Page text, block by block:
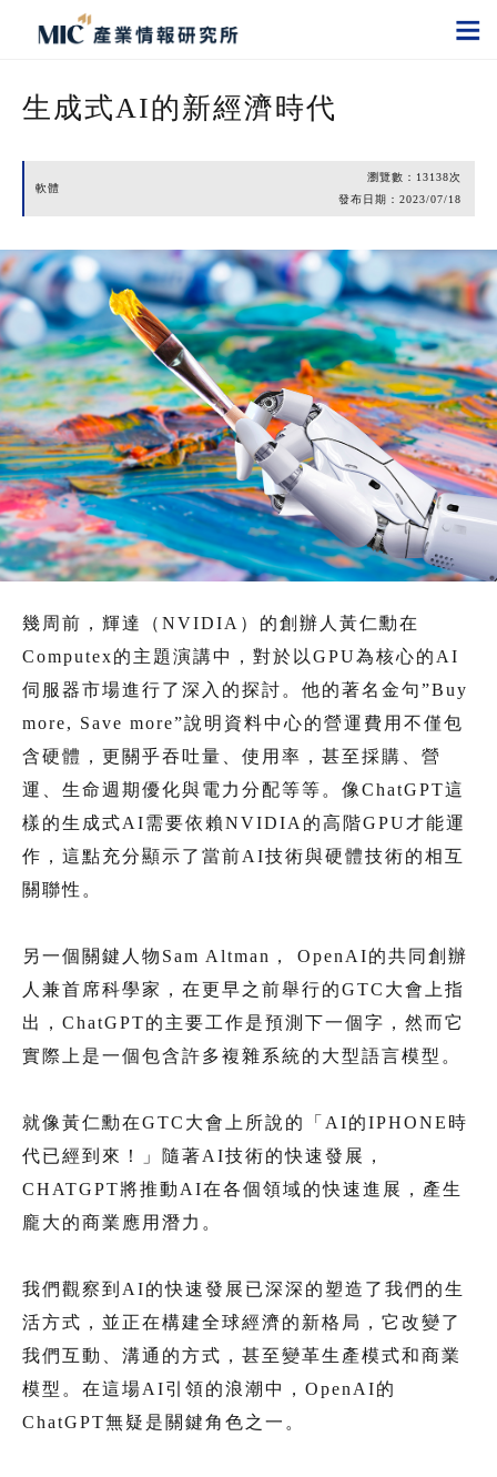
生成式AI的新經濟時代
軟體
瀏覽數： 13138次
發布日期： 2023/07/18
幾周前，輝達（NVIDIA）的創辦人黃仁勳在
Computex的主題演講中，對於以GPU為核心的AI
伺服器市場進行了深入的探討。他的著名金句”Buy
more, Save more”說明資料中心的營運費用不僅包
含硬體，更關乎吞吐量、使用率，甚至採購、營
運、生命週期優化與電力分配等等。像ChatGPT這
樣的生成式AI需要依賴NVIDIA的高階GPU才能運
作，這點充分顯示了當前AI技術與硬體技術的相互
關聯性。
另一個關鍵人物Sam Altman， OpenAI的共同創辦
人兼首席科學家，在更早之前舉行的GTC大會上指
出，ChatGPT的主要工作是預測下一個字，然而它
實際上是一個包含許多複雜系統的大型語言模型。
就像黃仁勳在GTC大會上所說的「AI的IPHONE時
代已經到來！」隨著AI技術的快速發展，
CHATGPT將推動AI在各個領域的快速進展，產生
龐大的商業應用潛力。
我們觀察到AI的快速發展已深深的塑造了我們的生
活方式，並正在構建全球經濟的新格局，它改變了
我們互動、溝通的方式，甚至變革生產模式和商業
模型。在這場AI引領的浪潮中，OpenAI的
ChatGPT無疑是關鍵角色之一。